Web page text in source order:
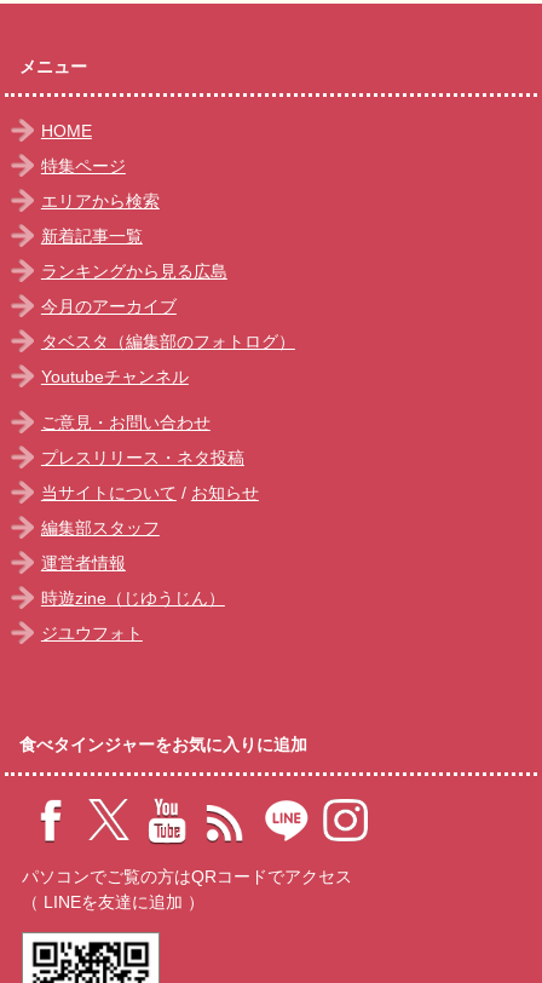
メニュー
HOME
特集ページ
エリアから検索
新着記事一覧
ランキングから見る広島
今月のアーカイブ
タベスタ（編集部のフォトログ）
Youtubeチャンネル
ご意見・お問い合わせ
プレスリリース・ネタ投稿
当サイトについて / お知らせ
編集部スタッフ
運営者情報
時遊zine（じゆうじん）
ジユウフォト
食べタインジャーをお気に入りに追加
パソコンでご覧の方はQRコードでアクセス
（ LINEを友達に追加 ）